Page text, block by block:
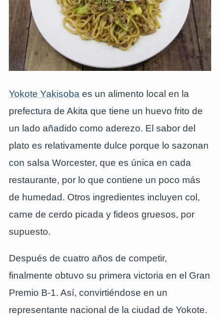
Yokote Yakisoba es un alimento local en la
prefectura de Akita que tiene un huevo frito de
un lado añadido como aderezo. El sabor del
plato es relativamente dulce porque lo sazonan
con salsa Worcester, que es única en cada
restaurante, por lo que contiene un poco más
de humedad. Otros ingredientes incluyen col,
carne de cerdo picada y fideos gruesos, por
supuesto.
Después de cuatro años de competir,
finalmente obtuvo su primera victoria en el Gran
Premio B-1. Así, convirtiéndose en un
representante nacional de la ciudad de Yokote.